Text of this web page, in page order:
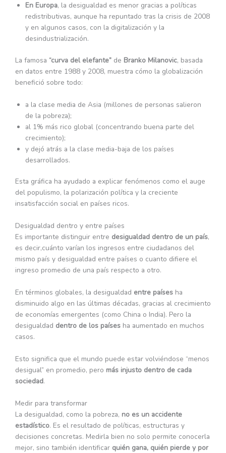
En Europa, la desigualdad es menor gracias a políticas
redistributivas, aunque ha repuntado tras la crisis de 2008
y en algunos casos, con la digitalización y la
desindustrialización.
La famosa “curva del elefante” de Branko Milanovic, basada
en datos entre 1988 y 2008, muestra cómo la globalización
benefició sobre todo:
a la clase media de Asia (millones de personas salieron
de la pobreza);
al 1% más rico global (concentrando buena parte del
crecimiento);
y dejó atrás a la clase media-baja de los países
desarrollados.
Esta gráfica ha ayudado a explicar fenómenos como el auge
del populismo, la polarización política y la creciente
insatisfacción social en países ricos.
Desigualdad dentro y entre países
Es importante distinguir entre desigualdad dentro de un país,
es decir,cuánto varían los ingresos entre ciudadanos del
mismo país y desigualdad entre países o cuanto difiere el
ingreso promedio de una país respecto a otro.
En términos globales, la desigualdad entre países ha
disminuido algo en las últimas décadas, gracias al crecimiento
de economías emergentes (como China o India). Pero la
desigualdad dentro de los países ha aumentado en muchos
casos.
Esto significa que el mundo puede estar volviéndose “menos
desigual” en promedio, pero más injusto dentro de cada
sociedad.
Medir para transformar
La desigualdad, como la pobreza, no es un accidente
estadístico. Es el resultado de políticas, estructuras y
decisiones concretas. Medirla bien no solo permite conocerla
mejor, sino también identificar quién gana, quién pierde y por